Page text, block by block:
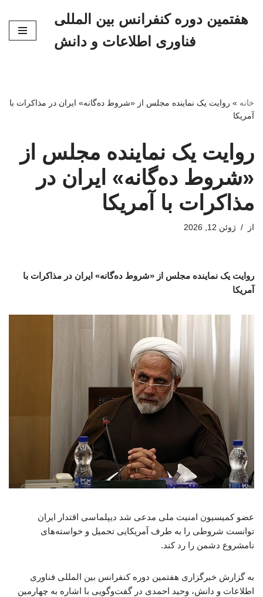
هفتمین دوره کنفرانس بین المللی
فناوری اطلاعات و دانش
خانه » روایت یک نماینده مجلس از «شروط ده‌گانه» ایران در مذاکرات با
آمریکا
روایت یک نماینده مجلس از
«شروط ده‌گانه» ایران در
مذاکرات با آمریکا
از ژوئن 12, 2026
روایت یک نماینده مجلس از «شروط ده‌گانه» ایران در مذاکرات با
آمریکا
عضو کمیسیون امنیت ملی مدعی شد دیپلماسی اقتدار ایران
توانست شروطی را به طرف آمریکایی تحمیل و خواسته‌های
نامشروع دشمن را رد کند.
به گزارش خبرگزاری هفتمین دوره کنفرانس بین المللی فناوری
اطلاعات و دانش، وحید احمدی در گفت‌وگویی با اشاره به چهارمین